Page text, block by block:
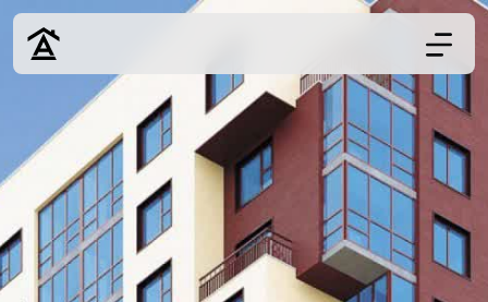
Дизайн
Ремонт
Цены
Наши работы
О нас
Контакты